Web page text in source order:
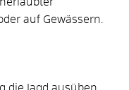
auf Gewässern.
die Jagd ausüben